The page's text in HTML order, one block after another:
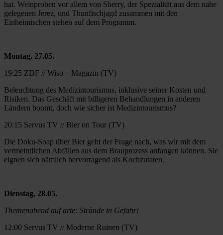
hat. Weinproben vor allem von Sherry, der Spezialität aus dem nahe
gelegenen Jerez, und Thunfischjagd zusammen mit den
Einheimischen stehen auf dem Programm.
Montag, 27.05.
19:25 ZDF // Wiso – Magazin (TV)
Beleuchtung des Medizintourismus, inklusive seiner Kosten und
Risiken. Das Geschäft mit billigeren Behandlungen in anderen
Ländern boomt, doch wie sicher ist Medizintourismus?
20:15 Servus TV // Bier on Tour (TV)
Die Doku-Soap über Bier geht der Frage nach, was wir mit dem
vermeintlichen Abfällen aus dem Brauprozess anfangen können. Sie
eignen sich nämlich hervorragend als Kochzutaten.
Dienstag, 28.05.
Themenabend auf arte: Strände in Gefahr!
12:00 Servus TV // Moderne Ruinen (TV)